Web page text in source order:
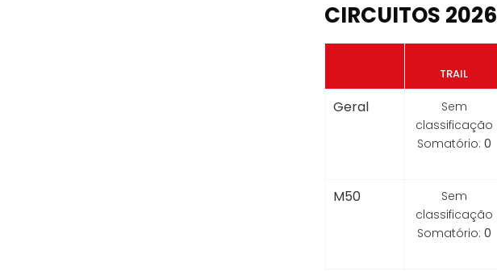
CIRCUITOS 2026
TRAIL
Geral
Sem
classificação
Somatório: 0
M50
Sem
classificação
Somatório: 0